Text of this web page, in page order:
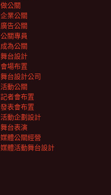
做公關
企業公關
廣告公關
公關專員
成為公關
舞台設計
會場布置
舞台設計公司
活動公關
記者會布置
發表會布置
活動企劃設計
舞台表演
媒體公關經營
媒體活動舞台設計